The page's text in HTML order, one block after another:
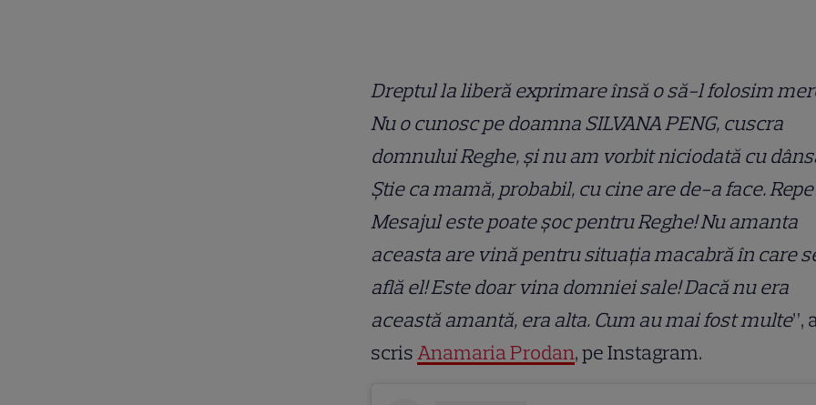
Dreptul la liberă exprimare însă o să-l folosim
Nu o cunosc pe doamna SILVANA PENG, cuscra
domnului Reghe, și nu am vorbit niciodată cu
Știe ca mamă, probabil, cu cine are de-a face.
Mesajul este poate șoc pentru Reghe! Nu amanta
aceasta are vină pentru situația macabră în care
află el! Este doar vina domniei sale! Dacă nu era
această amantă, era alta. Cum au mai fost multe”,
scrisAnamaria Prodan, pe Instagram.